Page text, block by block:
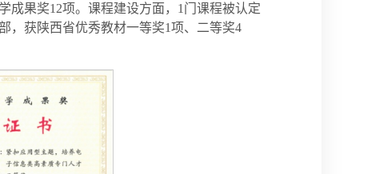
成果奖12项。课程建设方面，1门课程被认定
，获陕西省优秀教材一等奖1项、二等奖4